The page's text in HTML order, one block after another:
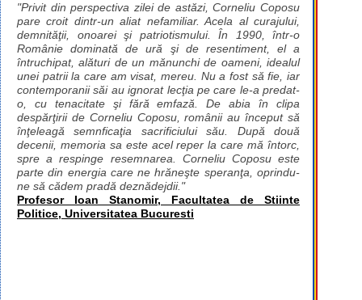
"Privit din perspectiva zilei de astăzi, Corneliu Coposu
pare croit dintr-un aliat nefamiliar. Acela al curajului,
demnităţii, onoarei şi patriotismului. În 1990, într-o
Românie dominată de ură şi de resentiment, el a
întruchipat, alături de un mănunchi de oameni, idealul
unei patrii la care am visat, mereu. Nu a fost să fie, iar
contemporanii săi au ignorat lecţia pe care le-a predat-
o, cu tenacitate şi fără emfază. De abia în clipa
despărţirii de Corneliu Coposu, românii au început să
înţeleagă semnficaţia sacrificiului său. După două
decenii, memoria sa este acel reper la care mă întorc,
spre a respinge resemnarea. Corneliu Coposu este
parte din energia care ne hrăneşte speranţa, oprindu-
ne să cădem pradă deznădejdii."
Profesor Ioan Stanomir, Facultatea de Stiinte
Politice, Universitatea Bucuresti